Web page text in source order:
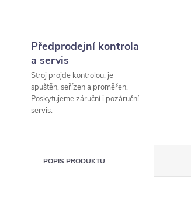
Předprodejní kontrola
a servis
Stroj projde kontrolou, je
spuštěn, seřízen a proměřen.
Poskytujeme záruční i pozáruční
servis.
POPIS PRODUKTU